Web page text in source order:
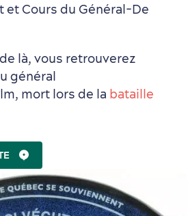
et Cours du Général-De
là, vous retrouverez
général
mort lors de la bataille